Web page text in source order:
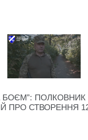
БОЄМ”: ПОЛКОВНИК
ПРО СТВОРЕННЯ